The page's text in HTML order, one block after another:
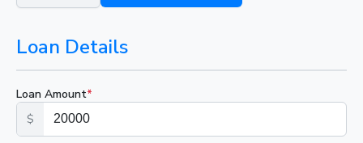
Loan Details
Loan Amount*
$